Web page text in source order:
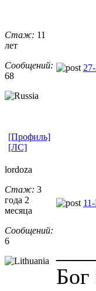
Стаж: 11
лет
Сообщений:
68
[Профиль]
[ЛС]
lordoza
Стаж: 3
года 2
месяца
Сообщений:
6
Бог